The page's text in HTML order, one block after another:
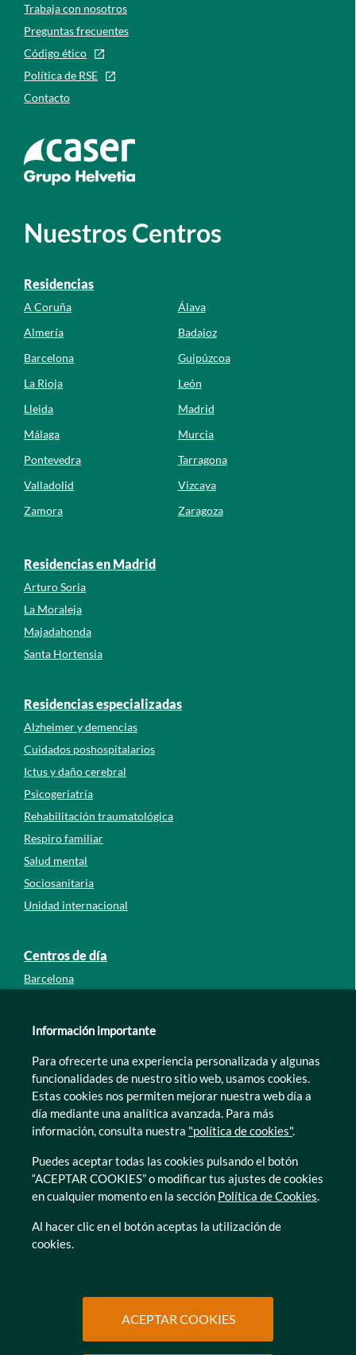
Trabaja con nosotros
Preguntas frecuentes
Código ético
Política de RSE
Contacto
Ir a la web de caser
Nuestros Centros
Residencias
A Coruña
Álava
Almería
Badajoz
Barcelona
Guipúzcoa
La Rioja
León
Lleida
Madrid
Málaga
Murcia
Pontevedra
Tarragona
Valladolid
Vizcaya
Zamora
Zaragoza
Residencias en Madrid
Arturo Soria
La Moraleja
Majadahonda
Santa Hortensia
Residencias especializadas
Alzheimer y demencias
Cuidados poshospitalarios
Ictus y daño cerebral
Psicogeriatría
Rehabilitación traumatológica
Respiro familiar
Salud mental
Sociosanitaria
Unidad internacional
Centros de día
Barcelona
León
Murcia
Tarragona
Zamora
© Caser Residencial 2026
Información importante
Para ofrecerte una experiencia personalizada y algunas
funcionalidades de nuestro sitio web, usamos cookies.
Estas cookies nos permiten mejorar nuestra web día a
día mediante una analítica avanzada. Para más
información, consulta nuestra "política de cookies".
Puedes aceptar todas las cookies pulsando el botón
“ACEPTAR COOKIES” o modificar tus ajustes de cookies
en cualquier momento en la sección Política de Cookies.
Al hacer clic en el botón aceptas la utilización de
cookies.
ACEPTAR COOKIES